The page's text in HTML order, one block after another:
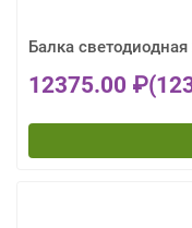
Балка
12375.00 ₽